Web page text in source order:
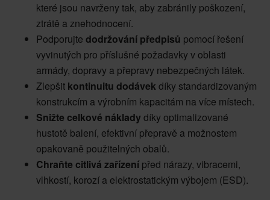
které jsou navrženy tak, aby zabránily poškození,
ztrátě a znehodnocení.
Podporujte dodržování předpisů pomocí řešení
vyvinutých pro příslušné požadavky v oblasti
armády, dopravy a přepravy nebezpečných látek.
Zlepšit kontinuitu dodávekdíky standardizovaným
konstrukcím a výrobním kapacitám na více místech.
Snižte celkové nákladydíky optimalizované
hustotě balení, efektivní přepravě a možnostem
opakovaně použitelných obalů.
Chraňte citlivá zařízení před nárazy, vibracemi,
vlhkostí, korozí a elektrostatickým výbojem (ESD).